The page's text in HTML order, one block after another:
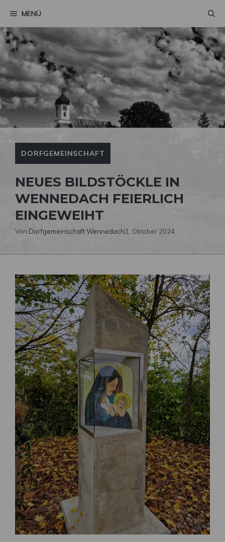
springen
MENÜ
DORFGEMEINSCHAFT
NEUES BILDSTÖCKLE IN
WENNEDACH FEIERLICH
EINGEWEIHT
Von Dorfgemeinschaft Wennedach 1. Oktober 2024